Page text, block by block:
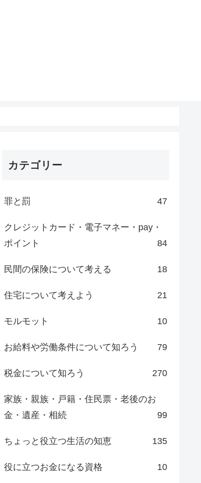
カテゴリー
罪と罰 47
クレジットカード・電子マネー・pay・
ポイント
84
民間の保険について考える 18
住宅について考えよう 21
モルモット 10
お給料や労働条件について知ろう 79
税金について知ろう 270
家族・親族・戸籍・住民票・老後のお
金・遺産・相続
99
ちょっと役立つ生活の知恵 135
役に立つお金になる資格 10